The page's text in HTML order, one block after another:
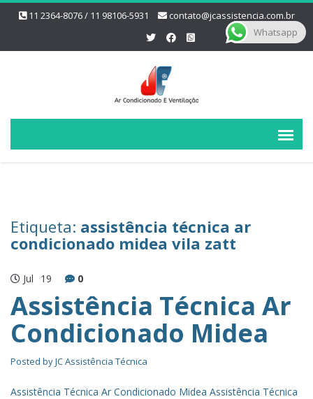
11 2364-8076 / 11 98106-5931 contato@jcassistencia.com.br
Etiqueta: assistência técnica ar
condicionado midea vila zatt
Jul 19 0
Assistência Técnica Ar
Condicionado Midea
Posted byJC Assistência Técnica
Assistência Técnica Ar Condicionado Midea Assistência Técnica
Whatsapp